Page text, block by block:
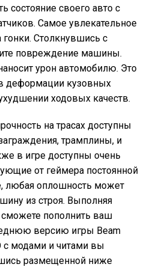
состояние своего авто с
Самое увлекательное
гонки. Столкнувшись с
повреждение машины.
урон автомобилю. Это
деформации кузовных
ходовых качеств.
на трасах доступны
трамплины, и
в игре доступны очень
от геймера постоянной
любая оплошность может
из строя. Выполняя
пополнить ваш
версию игры Beam
с модами и читами вы
размещенной ниже